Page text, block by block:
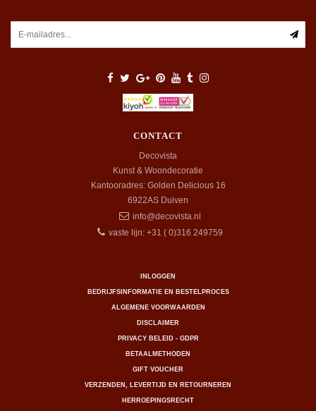
CONTACT
Decovista
Kunst & Woondecoratie
Kantooradres: Golden Delicious 16
6922AS Duiven
info@decovista.nl
vaste lijn: +31 ( 0)316 249759
INLOGGEN
BEDRIJFSINFORMATIE EN BESTELPROCES
ALGEMENE VOORWAARDEN
DISCLAIMER
PRIVACY BELEID - GDPR
BETAALMETHODEN
GIFT VOUCHER
VERZENDEN, LEVERTIJD EN RETOURNEREN
HERROEPINGSRECHT